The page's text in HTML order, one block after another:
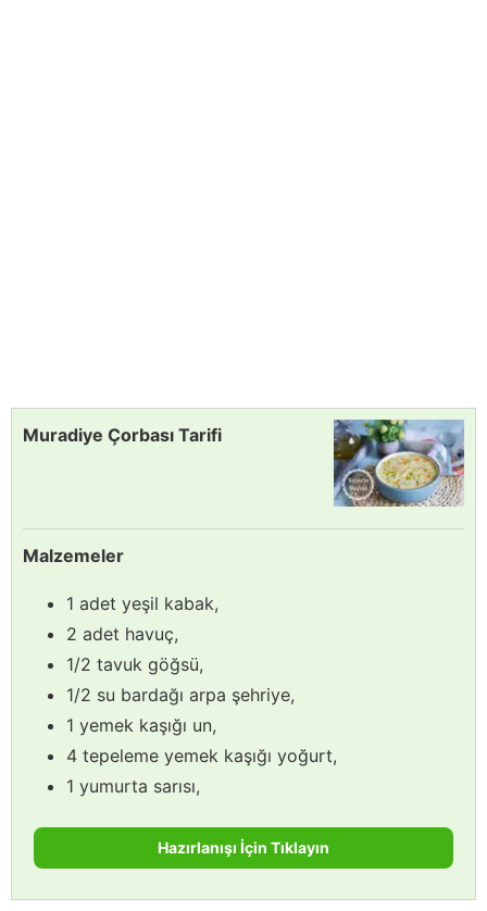
Muradiye Çorbası Tarifi
Malzemeler
1 adet yeşil kabak,
2 adet havuç,
1/2 tavuk göğsü,
1/2 su bardağı arpa şehriye,
1 yemek kaşığı un,
4 tepeleme yemek kaşığı yoğurt,
1 yumurta sarısı,
Hazırlanışı İçin Tıklayın